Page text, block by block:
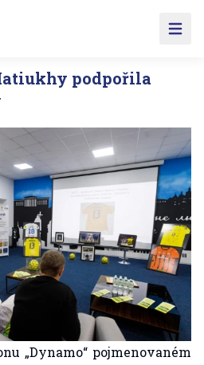
Open
podpořila
„Dynamo“ pojmenovaném